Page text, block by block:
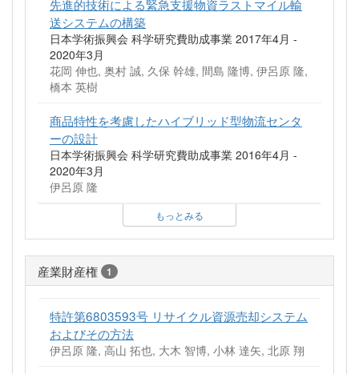
先進的技術による緊急支援物資ラストマイル輸
送システムの構築
日本学術振興会 科学研究費助成事業 2017年4月 -
2020年3月
花岡 伸也, 奥村 誠, 久保 幹雄, 間島 隆博, 伊呂原 隆,
橋本 英樹
商品特性を考慮したハイブリッド型物流センタ
ーの設計
日本学術振興会 科学研究費助成事業 2016年4月 -
2020年3月
伊呂原 隆
もっとみる
産業財産権 1
特許第6803593号 リサイクル資源売却システム
およびその方法
伊呂原 隆, 高山 拓也, 大木 智博, 小林 達矢, 北原 翔